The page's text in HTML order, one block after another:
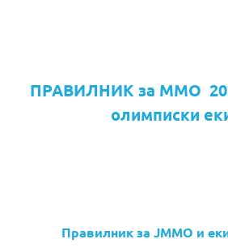
ПРАВИЛНИК за ММО
олимписки
Правилник за ЈММО и